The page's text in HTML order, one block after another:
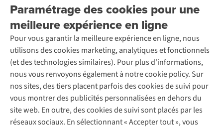
Paramétrage des cookies pour une
meilleure expérience en ligne
Pour vous garantir la meilleure expérience en ligne, nous
utilisons des cookies marketing, analytiques et fonctionnels
(et des technologies similaires). Pour plus d'informations,
nous vous renvoyons également à notre cookie policy. Sur
nos sites, des tiers placent parfois des cookies de suivi pour
vous montrer des publicités personnalisées en dehors du
site web. En outre, des cookies de suivi sont placés par les
réseaux sociaux. En sélectionnant « Accepter tout », vous
Retourner
Rétractation d'une commande
Entretien & réparations
Garantie
Contactez-nous
Entreprise responsable
À propos d’Ayacucho
Nos magasins
À propos d’A.S.Adventure
Déclaration d'accessibilité
Location / Location sports d’hiver
Seconde-main
Entretien de ski
Service de lavage
Entretien de chaussures
Réparation de chaussures
Réparation de vêtements
Retouches
Pour les entreprises
Découvrez
A.S.Magazine
Explore Camp
Expertise & conseils
Abonnez-vous à la newsletter
Suivez-nous